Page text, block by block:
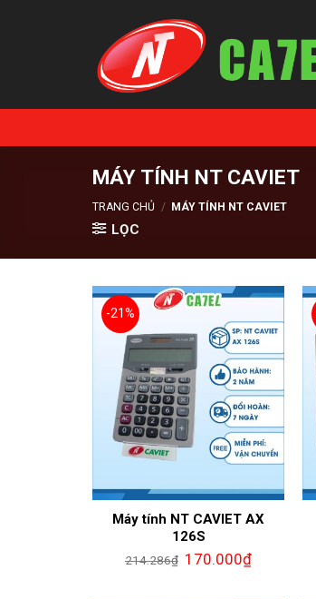
MÁY TÍNH NT CAVIET
TRANG CHỦ / MÁY TÍNH NT CAVIET
LỌC
-21%
Máy tính NT CAVIET AX
126S
214.286₫ 170.000₫